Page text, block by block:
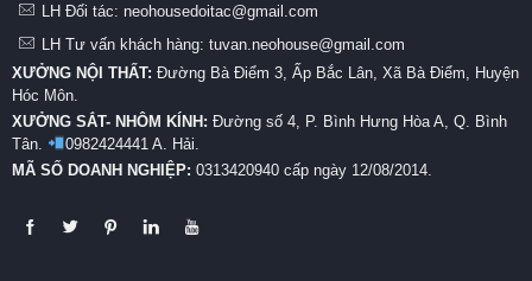
LH Đối tác: neohousedoitac@gmail.com
LH Tư vấn khách hàng: tuvan.neohouse@gmail.com
XƯỞNG NỘI THẤT: Đường Bà Điểm 3, Ấp Bắc Lân, Xã Bà Điểm, Huyện
Hóc Môn.
XƯỞNG SẮT- NHÔM KÍNH: Đường số 4, P. Bình Hưng Hòa A, Q. Bình
Tân.
0982424441 A. Hải.
MÃ SỐ DOANH NGHIỆP: 0313420940 cấp ngày 12/08/2014.